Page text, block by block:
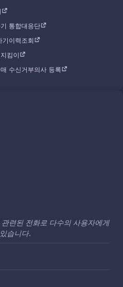
통합대응단
이력조회
킴이
수신거부의사 등록
련된 전화로 다수의 사용자에게
습니다.